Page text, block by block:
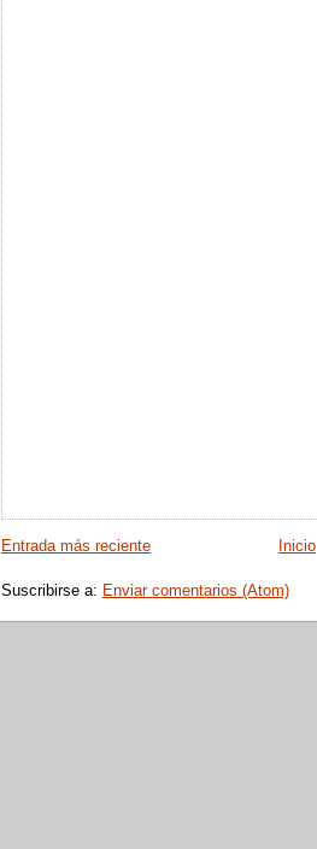
Entrada más reciente Inicio
Suscribirse a: Enviar comentarios (Atom)